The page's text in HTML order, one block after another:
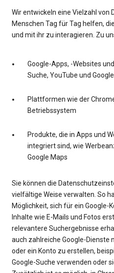
Wir entwickeln eine Vielzahl von
Menschen Tag für Tag helfen,
und mit ihr zu interagieren. Zu
Google-Apps, -Websites
Suche, YouTube und
Plattformen wie der
Betriebssystem
Produkte, die in Apps und
integriert sind, wie
Google Maps
Sie können die
vielfältige Weise verwalten. So
Möglichkeit, sich für ein Google-
Inhalte wie E-Mails und Fotos
relevantere Suchergebnisse
auch zahlreiche Google-Dienste
oder ein Konto zu erstellen,
Google-Suche verwenden oder